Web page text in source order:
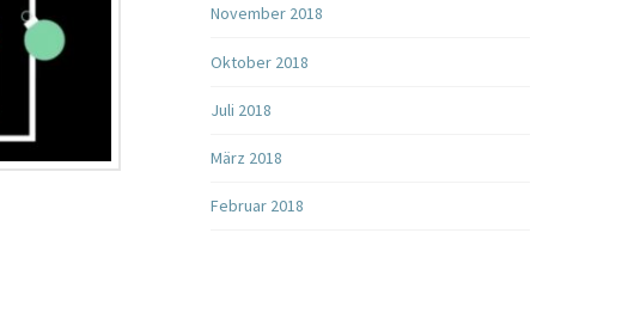
November 2018
Oktober 2018
Juli 2018
März 2018
Februar 2018